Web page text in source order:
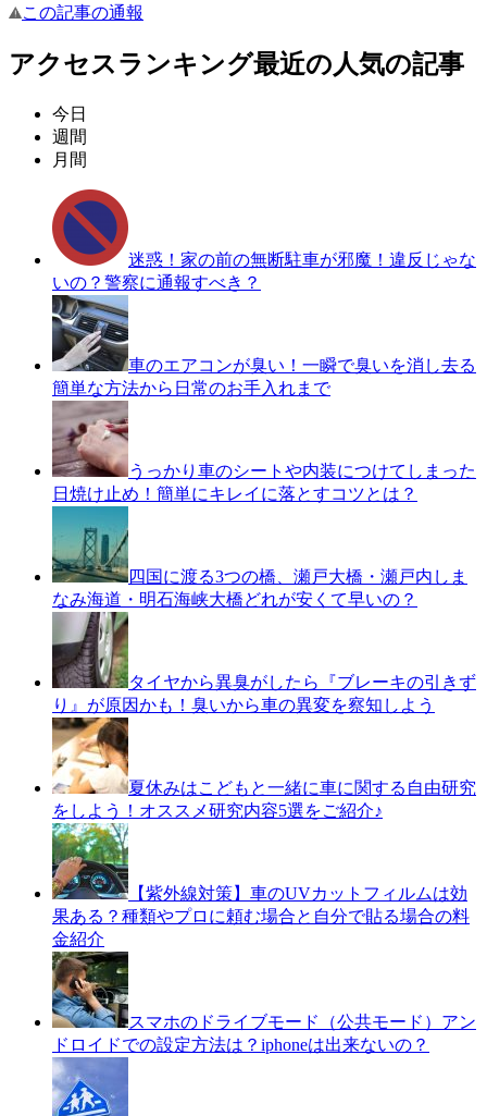
この記事の通報
アクセスランキング最近の人気の記事
今日
週間
月間
迷惑！家の前の無断駐車が邪魔！違反じゃな
いの？警察に通報すべき？
車のエアコンが臭い！一瞬で臭いを消し去る
簡単な方法から日常のお手入れまで
うっかり車のシートや内装につけてしまった
日焼け止め！簡単にキレイに落とすコツとは？
四国に渡る3つの橋、瀬戸大橋・瀬戸内しま
なみ海道・明石海峡大橋どれが安くて早いの？
タイヤから異臭がしたら『ブレーキの引きず
り』が原因かも！臭いから車の異変を察知しよう
夏休みはこどもと一緒に車に関する自由研究
をしよう！オススメ研究内容5選をご紹介♪
【紫外線対策】車のUVカットフィルムは効
果ある？種類やプロに頼む場合と自分で貼る場合の料
金紹介
スマホのドライブモード（公共モード）アン
ドロイドでの設定方法は？iphoneは出来ないの？